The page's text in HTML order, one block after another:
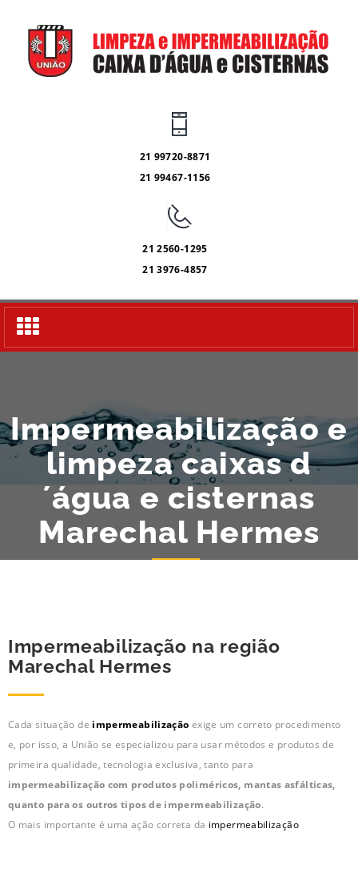
21 99720-8871
21 99467-1156
21 2560-1295
21 3976-4857
Alternar
navegação
Impermeabilização e
limpeza caixas d
´água e cisternas
Marechal Hermes
Impermeabilização na região
Marechal Hermes
Cada situação de impermeabilização exige um correto procedimento
e, por isso, a União se especializou para usar métodos e produtos de
primeira qualidade, tecnologia exclusiva, tanto para
impermeabilização com produtos poliméricos, mantas asfálticas,
quanto para os outros tipos de impermeabilização.
O mais importante é uma ação correta da impermeabilização